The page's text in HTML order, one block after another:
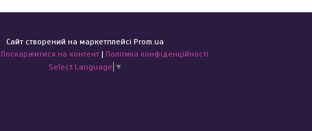
Сайт створений на маркетплейсі Prom.ua
Поскаржитися на контент | Політика конфіденційності
Select Language ▼